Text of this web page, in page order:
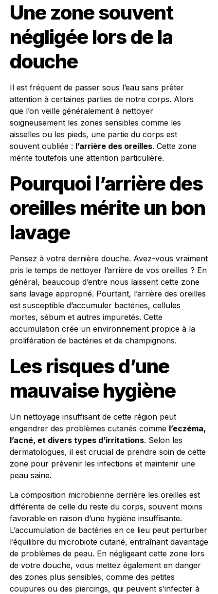
Une zone souvent
négligée lors de la
douche
Il est fréquent de passer sous l’eau sans prêter
attention à certaines parties de notre corps. Alors
que l’on veille généralement à nettoyer
soigneusement les zones sensibles comme les
aisselles ou les pieds, une partie du corps est
souvent oubliée : l’arrière des oreilles. Cette zone
mérite toutefois une attention particulière.
Pourquoi l’arrière des
oreilles mérite un bon
lavage
Pensez à votre dernière douche. Avez-vous vraiment
pris le temps de nettoyer l’arrière de vos oreilles ? En
général, beaucoup d’entre nous laissent cette zone
sans lavage approprié. Pourtant, l’arrière des oreilles
est susceptible d’accumuler bactéries, cellules
mortes, sébum et autres impuretés. Cette
accumulation crée un environnement propice à la
prolifération de bactéries et de champignons.
Les risques d’une
mauvaise hygiène
Un nettoyage insuffisant de cette région peut
engendrer des problèmes cutanés comme l’eczéma,
l’acné, et divers types d’irritations. Selon les
dermatologues, il est crucial de prendre soin de cette
zone pour prévenir les infections et maintenir une
peau saine.
La composition microbienne derrière les oreilles est
différente de celle du reste du corps, souvent moins
favorable en raison d’une hygiène insuffisante.
L’accumulation de bactéries en ce lieu peut perturber
l’équilibre du microbiote cutané, entraînant davantage
de problèmes de peau. En négligeant cette zone lors
de votre douche, vous mettez également en danger
des zones plus sensibles, comme des petites
coupures ou des piercings, qui peuvent s’infecter à